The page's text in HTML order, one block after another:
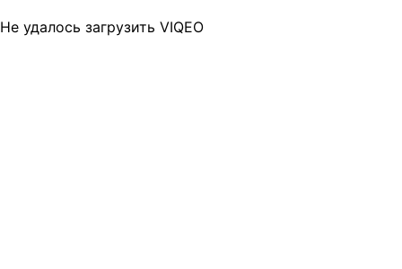
Не удалось загрузить VIQEO